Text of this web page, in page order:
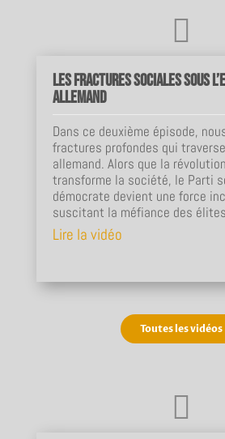

Les fractures sociales sous
allemand
Dans ce deuxième épisode,
fractures profondes qui
allemand. Alors que la
transforme la société, le Parti
démocrate devient une force
suscitant la méfiance des
Lire la vidéo
Toutes les vidéos
